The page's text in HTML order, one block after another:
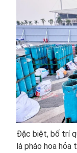
Đặc biệt, bố trí
là pháo hoa